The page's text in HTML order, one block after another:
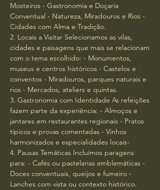
Mosteiros - Gastronomia e Doçaria
Conventual - Natureza, Miradouros e Rios -
Cidades com Alma e Tradição.​
2. Locais a Visitar Selecionamos as vilas,
cidades e paisagens que mais se relacionam
com o tema escolhido: - Monumentos,
museus e centros históricos - Castelos e
conventos - Miradouros, parques naturais e
rios - Mercados, ateliers e quintas.​
3. Gastronomia com Identidade As refeições
fazem parte da experiência: - Almoços e
jantares em restaurantes regionais - Pratos
típicos e provas comentadas - Vinhos
harmonizados e especialidades locais-
​4. Pausas Temáticas Incluímos paragens
para: - Cafés ou pastelarias emblemáticas -
Doces conventuais, queijos e fumeiro -
Lanches com vista ou contexto histórico.​